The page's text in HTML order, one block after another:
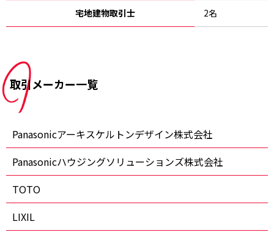
宅地建物取引士 2名
取引メーカー一覧
Panasonicアーキスケルトンデザイン株式会社
Panasonicハウジングソリューションズ株式会社
TOTO
LIXIL